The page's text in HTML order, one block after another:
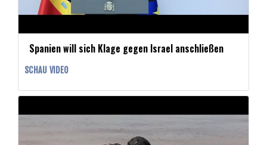
Spanien will sich Klage gegen Israel anschließen
SCHAU VIDEO